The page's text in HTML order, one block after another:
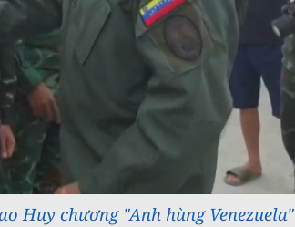
Huy chương "Anh hùng Venezuela"